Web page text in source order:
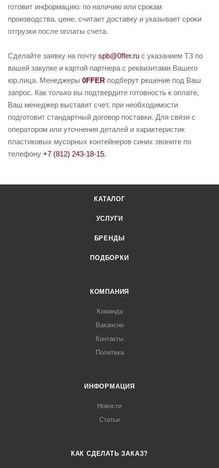
готовит информацию: по наличию или срокам
производства, цене, считает доставку и указывает сроки
отгрузки после оплаты счета.
Сделайте заявку на почту spb@0ffer.ru с указанием ТЗ по
вашей закупке и картой партнера с реквизитами Вашего
юр.лица. Менеджеры 0FFER подберут решение под Ваш
запрос. Как только вы подтвердите готовность к оплате,
Ваш менеджер выставит счет, при необходимости
подготовит стандартный договор поставки. Для связи с
оператором или уточнения деталей и характеристик
пластиковых мусорных контейнеров синих звоните по
телефону +7 (812) 243-18-15.
КАТАЛОГ
УСЛУГИ
БРЕНДЫ
ПОДБОРКИ
КОМПАНИЯ
Команда
Вакансии
Контакты
Политика
ИНФОРМАЦИЯ
Новости
Статьи
КАК СДЕЛАТЬ ЗАКАЗ?